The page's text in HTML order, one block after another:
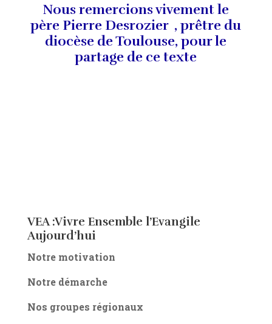
Nous remercions vivement le
père Pierre Desrozier , prêtre du
diocèse de Toulouse, pour le
partage de ce texte
VEA :Vivre Ensemble l’Evangile
Aujourd’hui
Notre motivation
Notre démarche
Nos groupes régionaux